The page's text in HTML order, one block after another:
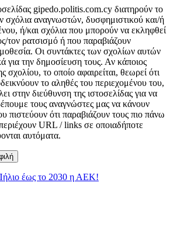
gipedo.politis.com.cy διατηρούν το
σχόλια αναγνωστών, δυσφημιστικού και/ή
ή/και σχόλια που μπορούν να εκληφθεί
τον ρατσισμό ή που παραβιάζουν
Οι συντάκτες των σχολίων αυτών
για την δημοσίευση τους. Αν κάποιος
σχολίου, το οποίο αφαιρείται, θεωρεί ότι
το αληθές του περιεχομένου του,
στην διεύθυνση της ιστοσελίδας για να
τους αναγνώστες μας να κάνουν
πιστεύουν ότι παραβιάζουν τους πιο πάνω
URL / links σε οποιαδήποτε
αυτόματα.
έως το 2030 η ΑΕΚ!